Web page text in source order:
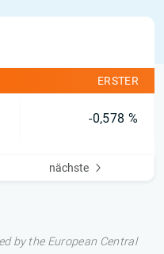
ERSTER
-0,578 %
nächste
by the European Central